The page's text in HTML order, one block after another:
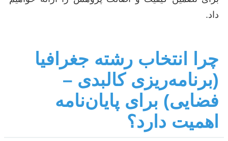
داد.
چرا انتخاب رشته جغرافیا
(برنامه‌ریزی کالبدی –
فضایی) برای پایان‌نامه
اهمیت دارد؟